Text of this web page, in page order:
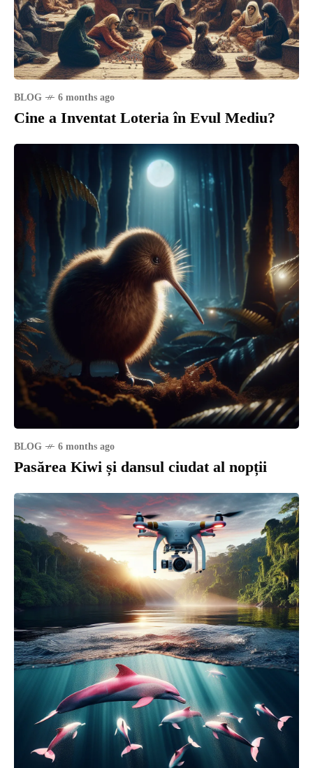
BLOG 6 months ago
Cine a Inventat Loteria în Evul Mediu?
BLOG 6 months ago
Pasărea Kiwi și dansul ciudat al nopții